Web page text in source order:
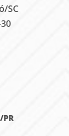
SC
/PR